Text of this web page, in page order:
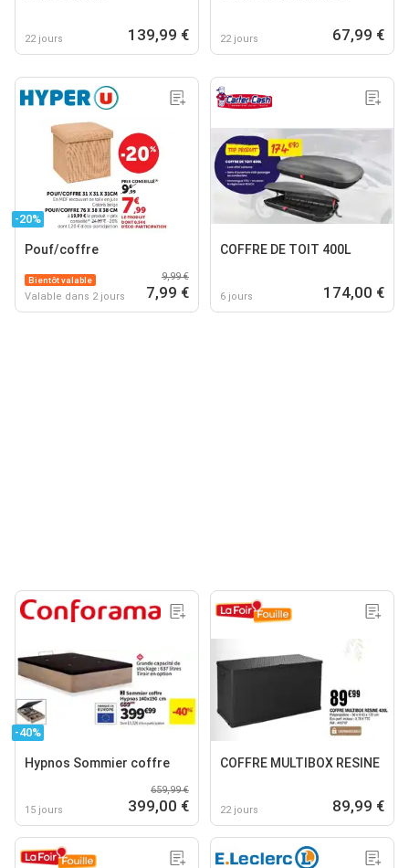
22 jours 139,99 € 22 jours 67,99 €
-20%
Pouf/coffre
Bientôt valable
Valable dans 2 jours
9,99 €
7,99 €
COFFRE DE TOIT 400L
6 jours 174,00 €
-40%
Hypnos Sommier coffre
15 jours
659,99 €
399,00 €
COFFRE MULTIBOX RESINE
22 jours 89,99 €